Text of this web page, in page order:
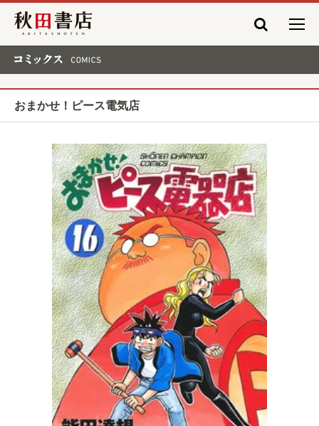
秋田書店
おまかせ！ピース電気店